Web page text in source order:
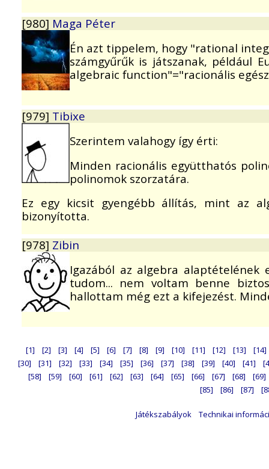
[980] Maga Péter
Én azt tippelem, hogy "rational
számgyűrűk is játszanak, például
algebraic function"="racionális
[979] Tibixe
Szerintem valahogy így érti:
Minden racionális együtthatós
polinomok szorzatára.
Ez egy kicsit gyengébb állítás, mint az
bizonyította.
[978] Zibin
Igazából az algebra
tudom... nem voltam benne
hallottam még ezt a kifejezést.
[1] [2] [3] [4] [5] [6] [7] [8] [9] [10] [11] [12] [13]
[14]
[30]
[31] [32] [33] [34] [35] [36] [37] [38] [39] [40] [41]
[58]
[59] [60] [61] [62] [63] [64] [65] [66] [67] [68]
[69]
[85]
[86] [87]
Játékszabályok Technikai